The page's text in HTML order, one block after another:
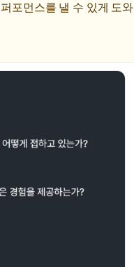
포먼스를 낼 수 있게 도와